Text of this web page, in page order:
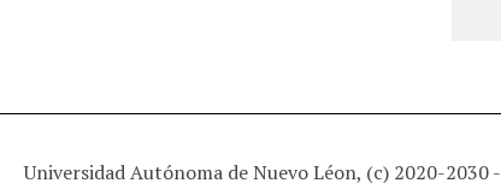
Universidad Autónoma de Nuevo Léon, (c) 2020-2030 -